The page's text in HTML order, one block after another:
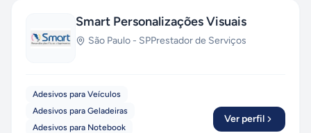
Smart Personalizações Visuais
São Paulo - SPPrestador de Serviços
Adesivos para Veículos
Adesivos para Geladeiras
Adesivos para Notebook
Ver perfil